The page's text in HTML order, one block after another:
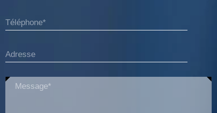
Téléphone*
Adresse
Message*